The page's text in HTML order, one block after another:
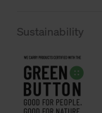
Sustainability